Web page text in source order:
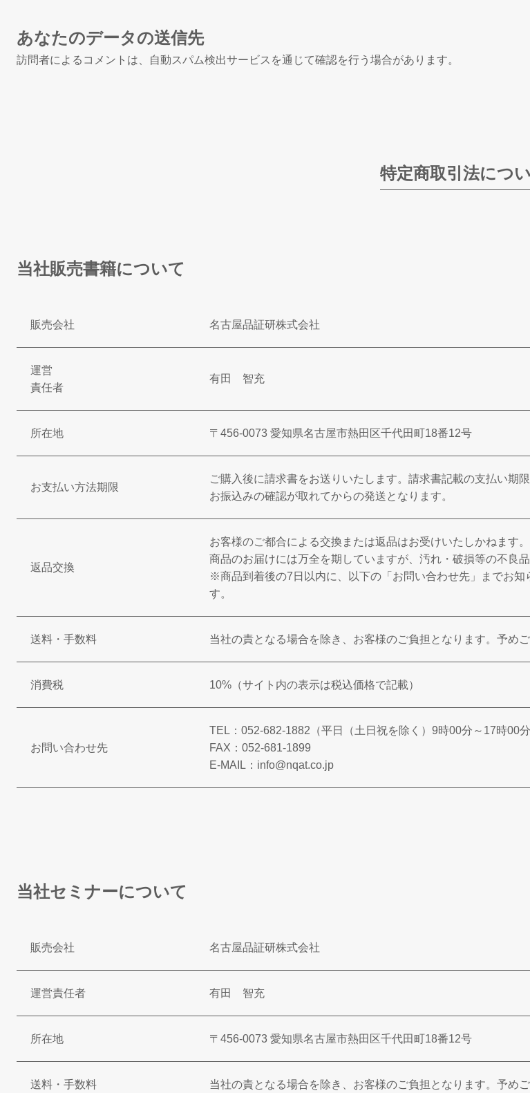
あなたのデータの送信先
訪問者によるコメントは、自動スパム検出サービスを通じて確認を行う場合があります。
特定商取引法につ
当社販売書籍について
販売会社 名古屋品証研株式会社
運営
責任者
有田 智充
所在地 〒456-0073 愛知県名古屋市熱田区千代田町18番12号
お支払い方法期限
ご購入後に請求書をお送りいたします。請求書記載の支払い
お振込みの確認が取れてからの発送となります。
返品交換
お客様のご都合による交換または返品はお受けいたしかねます。
商品のお届けには万全を期していますが、汚れ・破損等の不良
※商品到着後の7日以内に、以下の「お問い合わせ先」までお
す。
送料・手数料 当社の責となる場合を除き、お客様のご負担となります。予めご
消費税 10%（サイト内の表示は税込価格で記載）
お問い合わせ先
TEL：052-682-1882（平日（土日祝を除く）9時00分～17時00分
FAX：052-681-1899
E-MAIL：info@nqat.co.jp
当社セミナーについて
販売会社 名古屋品証研株式会社
運営責任者 有田 智充
所在地 〒456-0073 愛知県名古屋市熱田区千代田町18番12号
送料・手数料 当社の責となる場合を除き、お客様のご負担となります。予めご